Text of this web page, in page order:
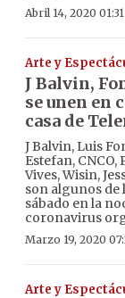
Abril 14, 2020
Arte y
J Balvin,
se unen en
casa de
J Balvin, Luis
Estefan, CNCO,
Vives, Wisin,
son algunos de
sábado en la
coronavirus
Marzo 19, 2020
Arte y